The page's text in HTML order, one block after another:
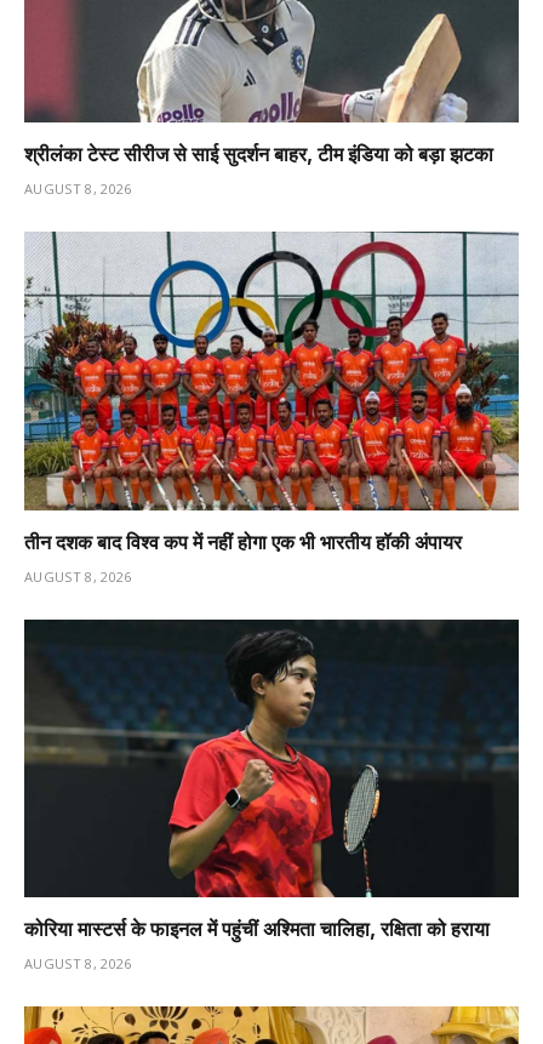
श्रीलंका टेस्ट सीरीज से साई सुदर्शन बाहर, टीम इंडिया को बड़ा झटका
AUGUST 8, 2026
तीन दशक बाद विश्व कप में नहीं होगा एक भी भारतीय हॉकी अंपायर
AUGUST 8, 2026
कोरिया मास्टर्स के फाइनल में पहुंचीं अश्मिता चालिहा, रक्षिता को हराया
AUGUST 8, 2026